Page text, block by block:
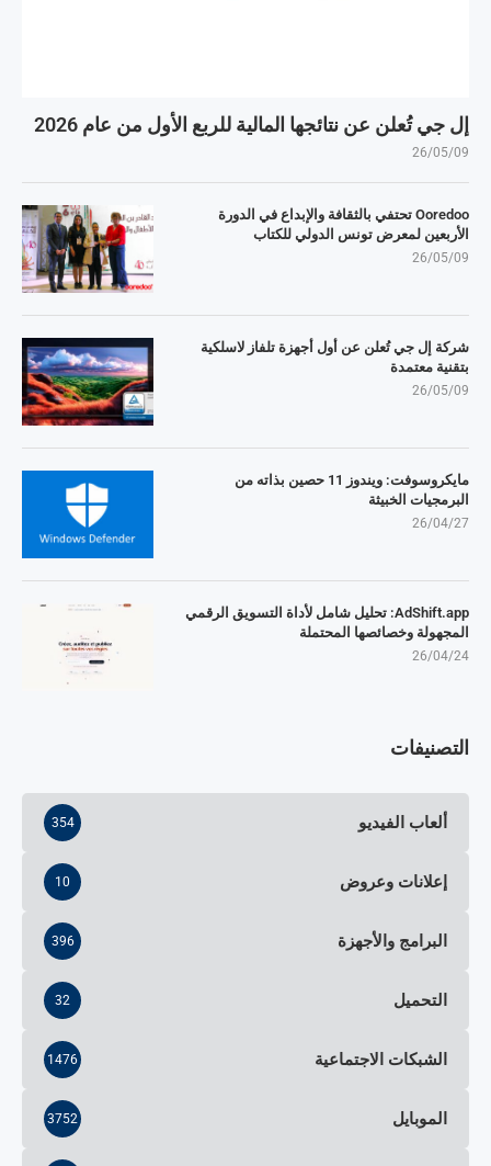
إل جي تُعلن عن نتائجها المالية للربع الأول من عام 2026
26/05/09
Ooredoo تحتفي بالثقافة والإبداع في الدورة
الأربعين لمعرض تونس الدولي للكتاب
26/05/09
شركة إل جي تُعلن عن أول أجهزة تلفاز لاسلكية
بتقنية معتمدة
26/05/09
مايكروسوفت: ويندوز 11 حصين بذاته من
البرمجيات الخبيثة
26/04/27
AdShift.app: تحليل شامل لأداة التسويق الرقمي
المجهولة وخصائصها المحتملة
26/04/24
التصنيفات
ألعاب الفيديو 354
إعلانات وعروض 10
البرامج والأجهزة 396
التحميل 32
الشبكات الاجتماعية 1476
الموبايل 3752